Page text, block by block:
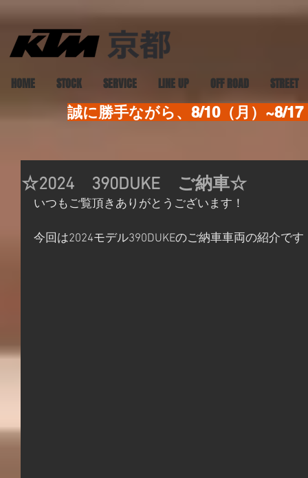
HOME STOCK SERVICE LINE UP OFF ROAD STREET
誠に勝手ながら、8/10（月）~8/
☆2024 390DUKE ご納車☆
いつもご覧頂きありがとうございます！
今回は2024モデル390DUKEのご納車車両の紹介です